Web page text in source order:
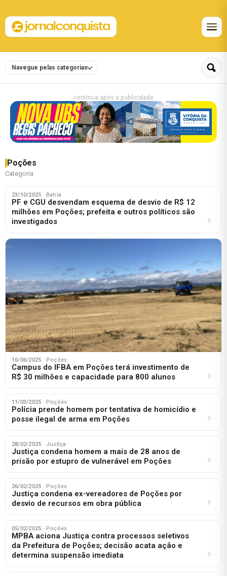
Navegue pelas categorias
continua após a publicidade
Poções
Categoria
23/10/2025 · Bahia
PF e CGU desvendam esquema de desvio de R$ 12
milhões em Poções; prefeita e outros políticos são
investigados
16/06/2025 · Poções
Campus do IFBA em Poções terá investimento de
R$ 30 milhões e capacidade para 800 alunos
11/03/2025 · Poções
Polícia prende homem por tentativa de homicídio e
posse ilegal de arma em Poções
28/02/2025 · Justiça
Justiça condena homem a mais de 28 anos de
prisão por estupro de vulnerável em Poções
26/02/2025 · Poções
Justiça condena ex-vereadores de Poções por
desvio de recursos em obra pública
05/02/2025 · Poções
MPBA aciona Justiça contra processos seletivos
da Prefeitura de Poções; decisão acata ação e
determina suspensão imediata